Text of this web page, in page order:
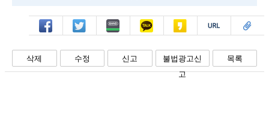
페북 트윗 밴드 카톡 카스 복사 스크랩
삭제 수정 신고
불법광고신
고
목록